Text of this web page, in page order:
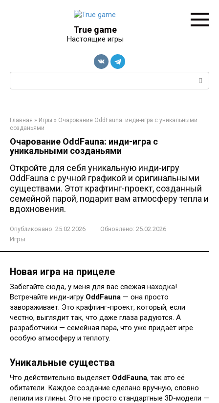
True game
Настоящие игры
Поиск:
Главная » Игры » Очарование OddFauna: инди-игра с уникальными
созданьями
Очарование OddFauna: инди-игра с
уникальными созданьями
Откройте для себя уникальную инди-игру
OddFauna с ручной графикой и оригинальными
существами. Этот крафтинг-проект, созданный
семейной парой, подарит вам атмосферу тепла и
вдохновения.
Опубликовано: 25.02.2026 Обновлено: 25.02.2026
Игры
Новая игра на прицеле
Забегайте сюда, у меня для вас свежая находка!
Встречайте инди-игру OddFauna — она просто
завораживает. Это крафтинг-проект, который, если
честно, выглядит так, что даже глаза радуются. А
разработчики — семейная пара, что уже придаёт игре
особую атмосферу и теплоту.
Уникальные существа
Что действительно выделяет OddFauna, так это её
обитатели. Каждое создание сделано вручную, словно
лепили из глины. Это не просто стандартные 3D-модели —